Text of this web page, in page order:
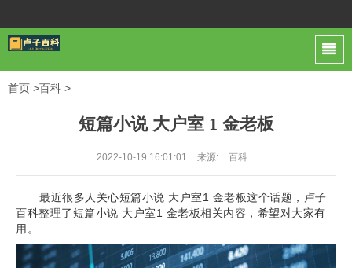
首页 >百科 >
短篇小说 大户室 1 金老板
2022-10-19 16:01:01 来源: 百科
最近很多人关心短篇小说 大户室1 金老板这个话题，卢子
百科整理了短篇小说 大户室1 金老板相关内容，希望对大家有
用。